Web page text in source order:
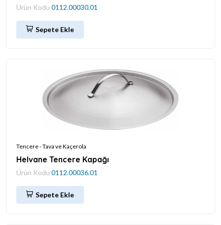
Ürün Kodu 0112.00030.01
Sepete Ekle
Tencere - Tava ve Kaçerola
Helvane Tencere Kapağı
Ürün Kodu 0112.00036.01
Sepete Ekle